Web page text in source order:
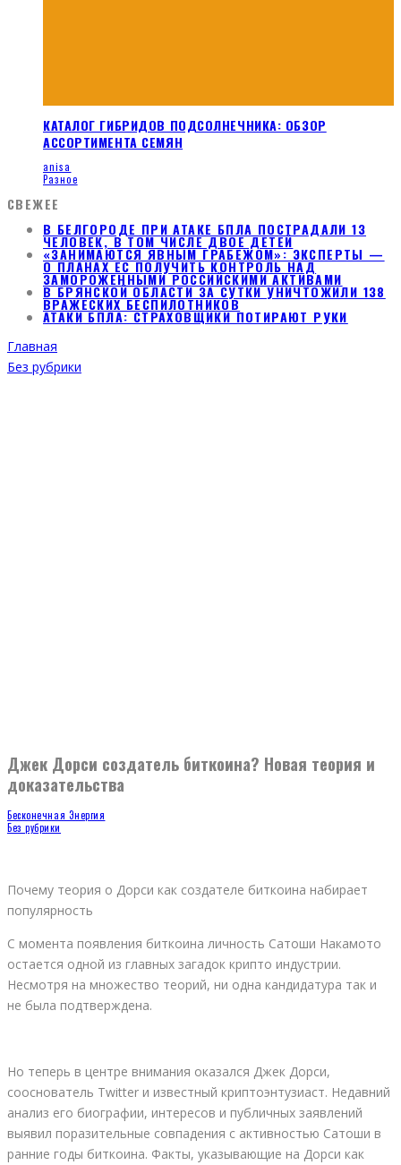
КАТАЛОГ ГИБРИДОВ ПОДСОЛНЕЧНИКА: ОБЗОР
АССОРТИМЕНТА СЕМЯН
anisa
Разное
СВЕЖЕЕ
В БЕЛГОРОДЕ ПРИ АТАКЕ БПЛА ПОСТРАДАЛИ 13
ЧЕЛОВЕК, В ТОМ ЧИСЛЕ ДВОЕ ДЕТЕЙ
«ЗАНИМАЮТСЯ ЯВНЫМ ГРАБЕЖОМ»: ЭКСПЕРТЫ —
О ПЛАНАХ ЕС ПОЛУЧИТЬ КОНТРОЛЬ НАД
ЗАМОРОЖЕННЫМИ РОССИЙСКИМИ АКТИВАМИ
В БРЯНСКОЙ ОБЛАСТИ ЗА СУТКИ УНИЧТОЖИЛИ 138
ВРАЖЕСКИХ БЕСПИЛОТНИКОВ
АТАКИ БПЛА: СТРАХОВЩИКИ ПОТИРАЮТ РУКИ
Главная
Без рубрики
Джек Дорси создатель биткоина? Новая теория и
доказательства
Бесконечная Энергия
Без рубрики
Почему теория о Дорси как создателе биткоина набирает
популярность
С момента появления биткоина личность Сатоши Накамото
остается одной из главных загадок крипто индустрии.
Несмотря на множество теорий, ни одна кандидатура так и
не была подтверждена.
Но теперь в центре внимания оказался Джек Дорси,
сооснователь Twitter и известный криптоэнтузиаст. Недавний
анализ его биографии, интересов и публичных заявлений
выявил поразительные совпадения с активностью Сатоши в
ранние годы биткоина. Факты, указывающие на Дорси как